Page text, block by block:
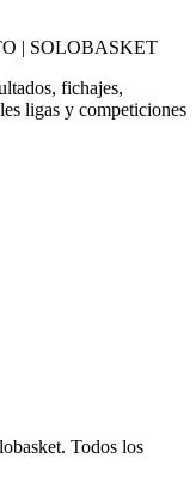
| SOLOBASKET
fichajes,
ligas y competiciones
Todos los